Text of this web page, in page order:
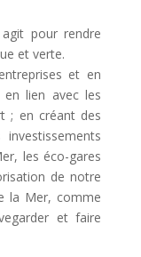
pour rendre
et verte.
et en
en lien avec les
; en créant des
les éco-gares
de notre
la Mer, comme
et faire